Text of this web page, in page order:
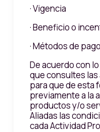
· Vigencia
· Beneficio o
· Métodos de
De acuerdo con
que consultes
para que de esta
previamente a la
productos y/o
Aliadas las
cada Actividad